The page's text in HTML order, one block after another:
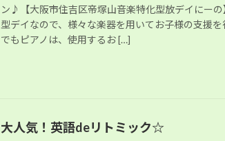
ン♪【大阪市住吉区帝塚山音楽特化型放デイにー
型デイなので、様々な楽器を用いてお子様の支援
でもピアノは、使用するお […]
大人気！英語deリトミック☆